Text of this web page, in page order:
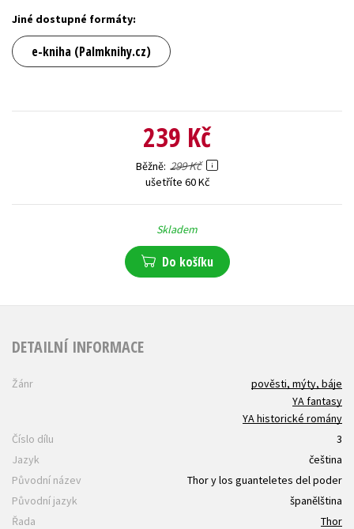
Jiné dostupné formáty:
e-kniha (Palmknihy.cz)
239 Kč
Běžně 299 Kč
ušetříte 60 Kč
Skladem
Do košíku
DETAILNÍ INFORMACE
Žánr
pověsti, mýty, báje
YA fantasy
YA historické romány
Číslo dílu
3
Jazyk
čeština
Původní název
Thor y los guanteletes del poder
Původní jazyk
španělština
Řada
Thor